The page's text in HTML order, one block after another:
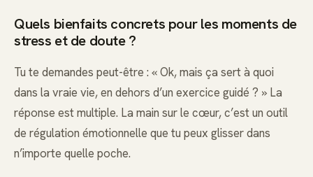
Quels bienfaits concrets pour les moments de
stress et de doute ?
Tu te demandes peut-être : « Ok, mais ça sert à quoi
dans la vraie vie, en dehors d’un exercice guidé ? » La
réponse est multiple. La main sur le cœur, c’est un outil
de régulation émotionnelle que tu peux glisser dans
n’importe quelle poche.